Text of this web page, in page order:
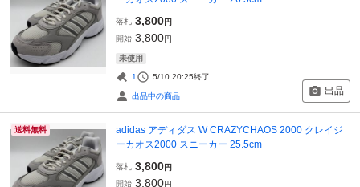
落札 3,800円
開始 3,800円
未使用
1 5/10 20:25終了
出品中の商品 出品
送料無料
adidas アディダス W CRAZYCHAOS 2000 クレイジ
ーカオス2000 スニーカー 25.5cm
落札 3,800円
開始 3,800円